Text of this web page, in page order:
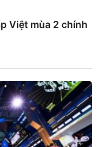
Việt mùa 2 chính